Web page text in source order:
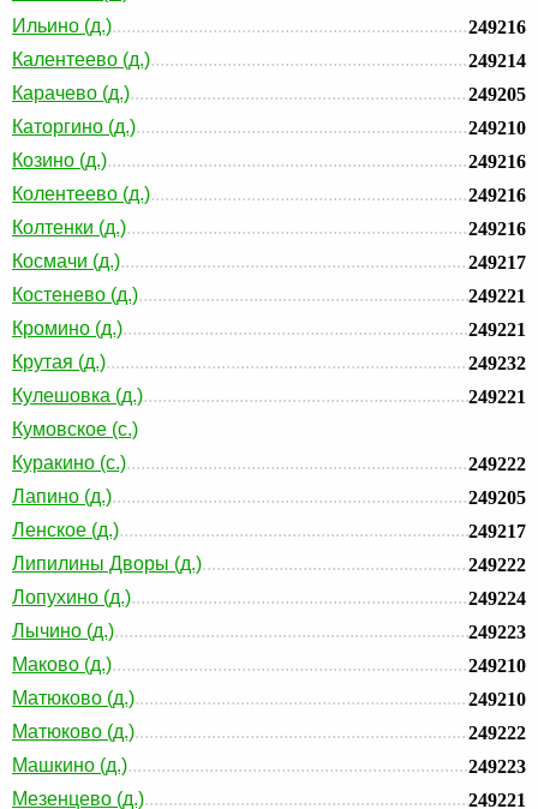
Ильино (д.)
249216
Калентеево (д.)
249214
Карачево (д.)
249205
Каторгино (д.)
249210
Козино (д.)
249216
Колентеево (д.)
249216
Колтенки (д.)
249216
Космачи (д.)
249217
Костенево (д.)
249221
Кромино (д.)
249221
Крутая (д.)
249232
Кулешовка (д.)
249221
Кумовское (с.)
Куракино (с.)
249222
Лапино (д.)
249205
Ленское (д.)
249217
Липилины Дворы (д.)
249222
Лопухино (д.)
249224
Лычино (д.)
249223
Маково (д.)
249210
Матюково (д.)
249210
Матюково (д.)
249222
Машкино (д.)
249223
Мезенцево (д.)
249221